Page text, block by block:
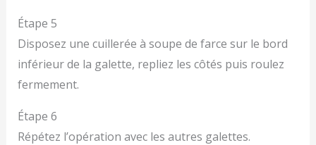
Étape 5
Disposez une cuillerée à soupe de farce sur le bord
inférieur de la galette, repliez les côtés puis roulez
fermement.
Étape 6
Répétez l’opération avec les autres galettes.